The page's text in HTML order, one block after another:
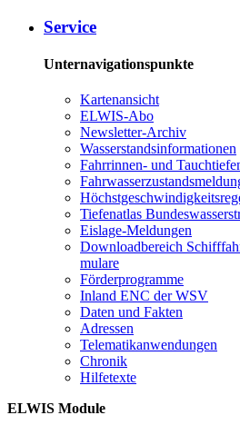
Ser­vice
Unternavigationspunkte
Kar­ten­an­sicht
EL­WIS-​Abo
Newslet­ter-​Ar­chiv
Was­ser­stands­in­for­ma­tio­nen
Fahr­rin­nen-​ und
Tie­fe­n­at­las
Eis­la­ge-​Mel­dun­gen
Dow­n­load­be­reich
mu­la­re
För­der­pro­gram­me
In­land ENC der WSV
Da­ten und Fak­ten
Adres­sen
Te­le­ma­ti­kan­wen­dun­gen
Chro­nik
Hil­fe­tex­te
ELWIS Module